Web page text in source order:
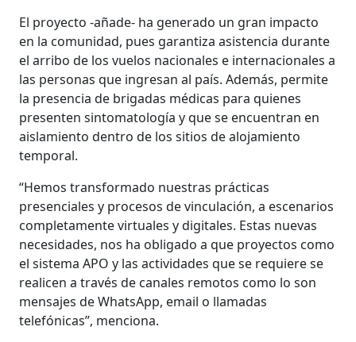
El proyecto -añade- ha generado un gran impacto
en la comunidad, pues garantiza asistencia durante
el arribo de los vuelos nacionales e internacionales a
las personas que ingresan al país. Además, permite
la presencia de brigadas médicas para quienes
presenten sintomatología y que se encuentran en
aislamiento dentro de los sitios de alojamiento
temporal.
“Hemos transformado nuestras prácticas
presenciales y procesos de vinculación, a escenarios
completamente virtuales y digitales. Estas nuevas
necesidades, nos ha obligado a que proyectos como
el sistema APO y las actividades que se requiere se
realicen a través de canales remotos como lo son
mensajes de WhatsApp, email o llamadas
telefónicas”, menciona.